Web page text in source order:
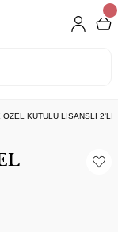
ÖZEL KUTULU LİSANSLI 2'Lİ